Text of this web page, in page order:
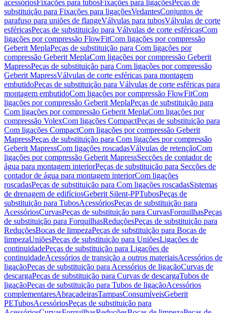
acessóriosFixações para tubosFixações para ligaçõesPeças de
substituição para Fixações para ligaçõesVedantesConjuntos de
parafuso para uniões de flangeVálvulas para tubosVálvulas de corte
esféricasPeças de substituição para Válvulas de corte esféricasCom
ligações por compressão FlowFitCom ligações por compressão
Geberit MeplaPeças de substituição para Com ligações por
compressão Geberit MeplaCom ligações por compressão Geberit
MapressPeças de substituição para Com ligações por compressão
Geberit MapressVálvulas de corte esféricas para montagem
embutidoPeças de substituição para Válvulas de corte esféricas para
montagem embutidoCom ligações por compressão FlowFitCom
ligações por compressão Geberit MeplaPeças de substituição para
Com ligações por compressão Geberit MeplaCom ligações por
compressão VolexCom ligações CompactPeças de substituição para
Com ligações CompactCom ligações por compressão Geberit
MapressPeças de substituição para Com ligações por compressão
Geberit MapressCom ligações roscadasVálvulas de retençãoCom
ligações por compressão Geberit MapressSecções de contador de
água para montagem interiorPeças de substituição para Secções de
contador de água para montagem interiorCom ligações
roscadasPeças de substituição para Com ligações roscadasSistemas
de drenagem de edifíciosGeberit Silent-PPTubosPeças de
substituição para TubosAcessóriosPeças de substituição para
AcessóriosCurvasPeças de substituição para CurvasForquilhasPeças
de substituição para ForquilhasReduçõesPeças de substituição para
ReduçõesBocas de limpezaPeças de substituição para Bocas de
limpezaUniõesPeças de substituição para UniõesLigações de
continuidadePeças de substituição para Ligações de
continuidadeAcessórios de transição a outros materiaisAcessórios de
ligaçãoPeças de substituição para Acessórios de ligaçãoCurvas de
descargaPeças de substituição para Curvas de descargaTubos de
ligaçãoPeças de substituição para Tubos de ligaçãoAcessórios
complementaresAbraçadeirasTampasConsumíveisGeberit
PETubosAcessóriosPeças de substituição para